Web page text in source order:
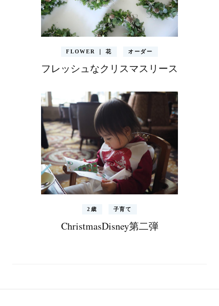
FLOWER ｜ 花 オーダー
フレッシュなクリスマスリース
2歳 子育て
ChristmasDisney第二弾